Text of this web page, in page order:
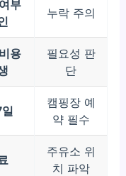
부
누락 주의
용
필요성 판
단
캠핑장 예
약 필수
주유소 위
치 파악